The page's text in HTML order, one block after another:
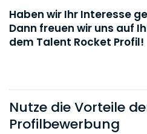
Haben wir Ihr Interesse
Dann freuen wir uns auf
dem Talent Rocket Profil!
Nutze die Vorteile
Profilbewerbung